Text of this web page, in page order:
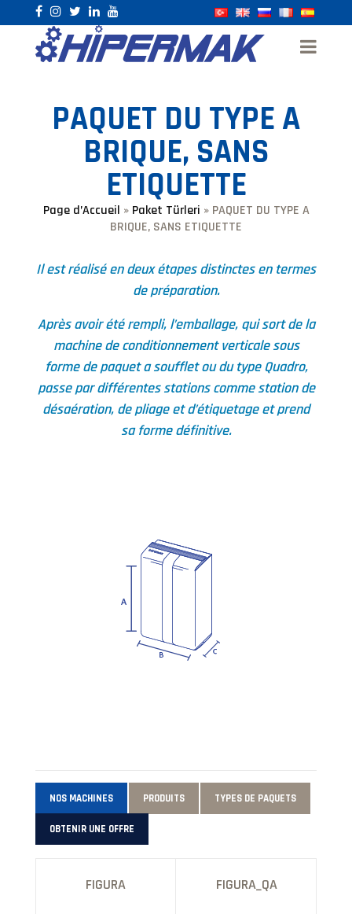
PAQUET DU TYPE A
BRIQUE, SANS
ETIQUETTE
Page d’Accueil » Paket Türleri » PAQUET DU TYPE A
BRIQUE, SANS ETIQUETTE
Il est réalisé en deux étapes distinctes en termes
de préparation.
Après avoir été rempli, l’emballage, qui sort de la
machine de conditionnement verticale sous
forme de paquet a soufflet ou du type Quadro,
passe par différentes stations comme station de
désaération, de pliage et d’étiquetage et prend
sa forme définitive.
NOS MACHINES PRODUITS TYPES DE PAQUETS
OBTENIR UNE OFFRE
FIGURA FIGURA_QA